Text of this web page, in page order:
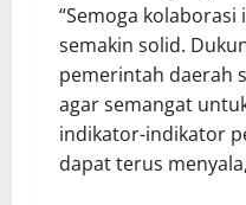
“Semoga
semakin solid.
pemerintah daerah
agar semangat
indikator-indikator
dapat terus